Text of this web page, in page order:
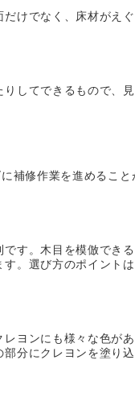
けでなく、床材がえ
してできるもので、
補修作業を進めること
す。木目を模倣でき
。選び方のポイント
ヨンにも様々な色が
分にクレヨンを塗り